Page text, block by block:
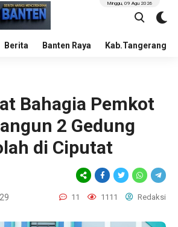
Berita Banten Raya Kab.Tangerang
Minggu, 09 Agu 2026
Bahagia Pemkot
2 Gedung
di Ciputat
11 1111 Redaksi